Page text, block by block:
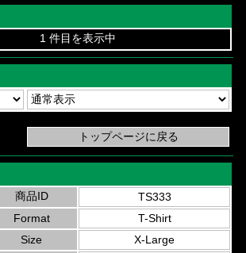
1 件目を表示中
商品ID
TS333
Format
T-Shirt
Size
X-Large